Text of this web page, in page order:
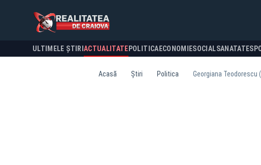
ULTIMELE ȘTIRI ACTUALITATE POLITICA ECONOMIESOCIALSANATATE
Acasă Știri Politica